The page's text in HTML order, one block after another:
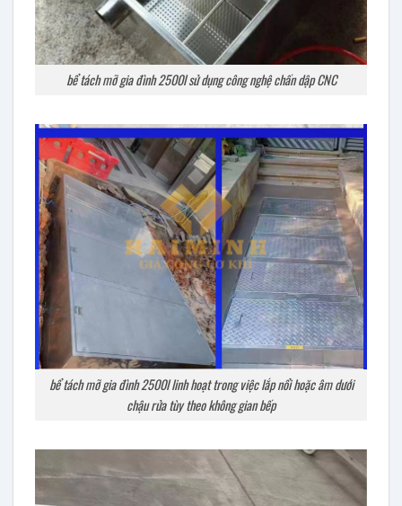
bể tách mỡ gia đình 2500l sử dụng công nghệ chấn dập CNC
bể tách mỡ gia đình 2500l linh hoạt trong việc lắp nổi hoặc âm dưới
chậu rửa tùy theo không gian bếp